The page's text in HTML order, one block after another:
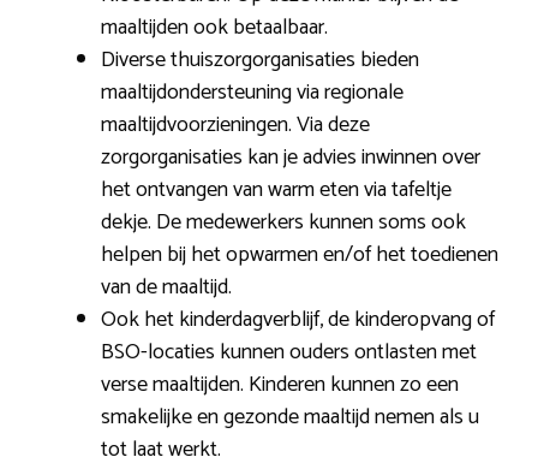
maaltijden ook betaalbaar.
Diverse thuiszorgorganisaties bieden
maaltijdondersteuning via regionale
maaltijdvoorzieningen. Via deze
zorgorganisaties kan je advies inwinnen over
het ontvangen van warm eten via tafeltje
dekje. De medewerkers kunnen soms ook
helpen bij het opwarmen en/of het toedienen
van de maaltijd.
Ook het kinderdagverblijf, de kinderopvang of
BSO-locaties kunnen ouders ontlasten met
verse maaltijden. Kinderen kunnen zo een
smakelijke en gezonde maaltijd nemen als u
tot laat werkt.